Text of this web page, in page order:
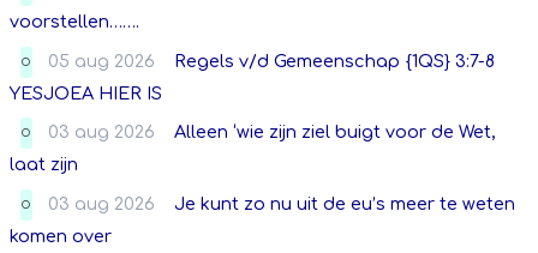
voorstellen…….
O 05 aug 2026
Regels v/d Gemeenschap {1QS} 3:7-8
YESJOEA HIER IS
O 03 aug 2026
Alleen ‘wie zijn ziel buigt voor de Wet,
laat zijn
O 03 aug 2026
Je kunt zo nu uit de eu’s meer te weten
komen over